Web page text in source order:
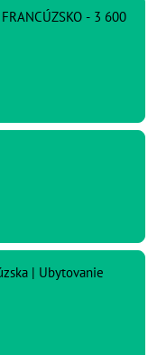
- 3 600
| Ubytovanie